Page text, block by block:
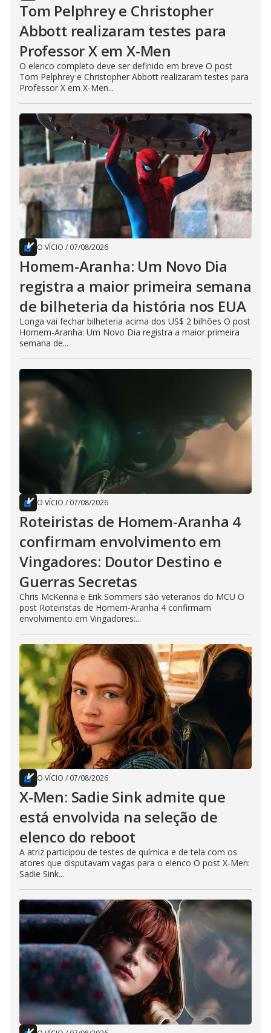
Tom Pelphrey e Christopher
Abbott realizaram testes para
Professor X em X-Men
O elenco completo deve ser definido em breve O post
Tom Pelphrey e Christopher Abbott realizaram testes para
Professor X em X-Men...
O VÍCIO / 07/08/2026
Homem-Aranha: Um Novo Dia
registra a maior primeira semana
de bilheteria da história nos EUA
Longa vai fechar bilheteria acima dos US$ 2 bilhões O post
Homem-Aranha: Um Novo Dia registra a maior primeira
semana de...
O VÍCIO / 07/08/2026
Roteiristas de Homem-Aranha 4
confirmam envolvimento em
Vingadores: Doutor Destino e
Guerras Secretas
Chris McKenna e Erik Sommers são veteranos do MCU O
post Roteiristas de Homem-Aranha 4 confirmam
envolvimento em Vingadores:...
O VÍCIO / 07/08/2026
X-Men: Sadie Sink admite que
está envolvida na seleção de
elenco do reboot
A atriz participou de testes de química e de tela com os
atores que disputavam vagas para o elenco O post X-Men:
Sadie Sink...